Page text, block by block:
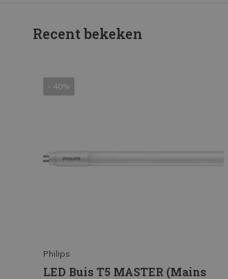
Recent bekeken
- 40%
Philips
LED Buis T5 MASTER (Mains